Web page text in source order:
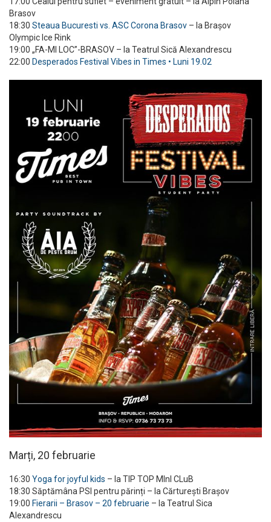
Brasov
18:30 Steaua Bucuresti vs. ASC Corona Brasov – la Brașov
Olympic Ice Rink
19:00 „FA-MI LOC”-BRASOV – la Teatrul Sică Alexandrescu
22:00 Desperados Festival Vibes in Times • Luni 19.02
Marți, 20 februarie
16:30 Yoga for joyful kids – la TIP TOP MInI CLuB
18:30 Săptămâna PSI pentru părinți – la Cărturești Brașov
19:00 Fierarii – Brasov – 20 februarie – la Teatrul Sica
Alexandrescu